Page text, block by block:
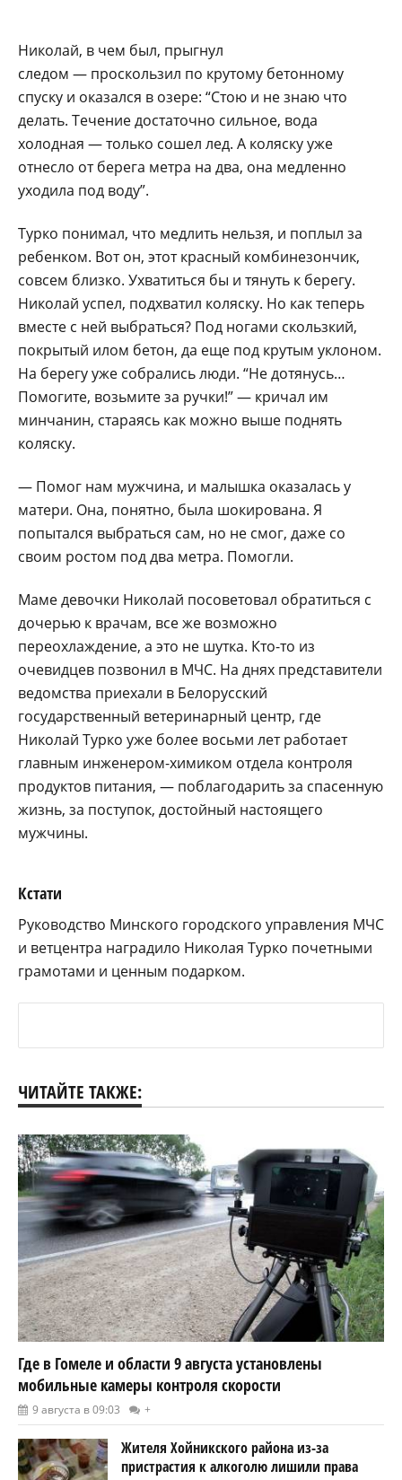
Николай, в чем был, прыгнул
следом — проскользил по крутому бетонному
спуску и оказался в озере: “Стою и не знаю что
делать. Течение достаточно сильное, вода
холодная — только сошел лед. А коляску уже
отнесло от берега метра на два, она медленно
уходила под воду”.
Турко понимал, что медлить нельзя, и поплыл за
ребенком. Вот он, этот красный комбинезончик,
совсем близко. Ухватиться бы и тянуть к берегу.
Николай успел, подхватил коляску. Но как теперь
вместе с ней выбраться? Под ногами скользкий,
покрытый илом бетон, да еще под крутым уклоном.
На берегу уже собрались люди. “Не дотянусь…
Помогите, возьмите за ручки!” — кричал им
минчанин, стараясь как можно выше поднять
коляску.
— Помог нам мужчина, и малышка оказалась у
матери. Она, понятно, была шокирована. Я
попытался выбраться сам, но не смог, даже со
своим ростом под два метра. Помогли.
Маме девочки Николай посоветовал обратиться с
дочерью к врачам, все же возможно
переохлаждение, а это не шутка. Кто-то из
очевидцев позвонил в МЧС. На днях представители
ведомства приехали в Белорусский
государственный ветеринарный центр, где
Николай Турко уже более восьми лет работает
главным инженером-химиком отдела контроля
продуктов питания, — поблагодарить за спасенную
жизнь, за поступок, достойный настоящего
мужчины.
Кстати
Руководство Минского городского управления МЧС
и ветцентра наградило Николая Турко почетными
грамотами и ценным подарком.
ЧИТАЙТЕ ТАКЖЕ:
Где в Гомеле и области 9 августа установлены
мобильные камеры контроля скорости
9 августа в 09:03 +
Жителя Хойникского района из-за
пристрастия к алкоголю лишили права